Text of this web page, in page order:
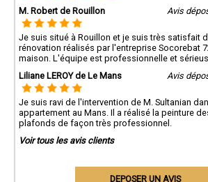
M. Robert de Rouillon Avis
Je suis situé à Rouillon et je suis très satisfait
rénovation réalisés par l'entreprise Socorebat
maison. L'équipe est professionnelle et
Liliane LEROY de Le Mans
Avis
Je suis ravi de l'intervention de M. Sultanian
appartement au Mans. Il a réalisé la peinture
plafonds de façon très professionnel.
Voir tous les avis clients
DEPOSER UN AVIS